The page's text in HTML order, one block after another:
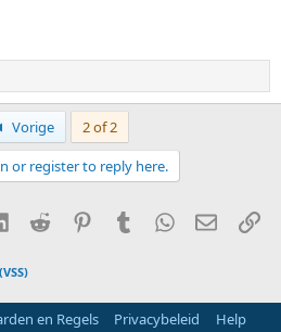
Vorige
2 of 2
or register to reply here.
LinkedInReddit PinterestTumblrWhatsApp
E-mail
en Regels Privacybeleid
Help